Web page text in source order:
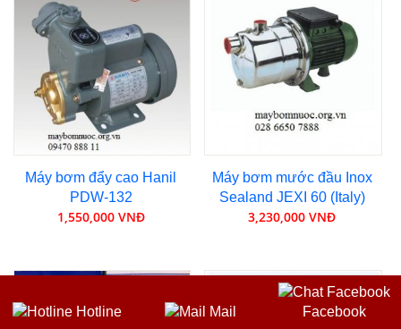
Hotline Mail Facebook
Máy bơm đẩy cao Hanil
PDW-132
1,550,000 VNĐ
Máy bơm mước đầu Inox
Sealand JEXI 60 (Italy)
3,230,000 VNĐ